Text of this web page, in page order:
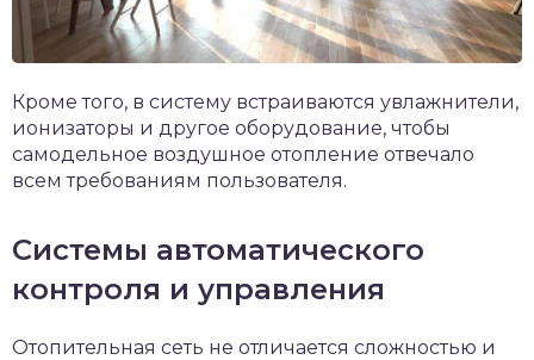
Кроме того, в систему встраиваются увлажнители,
ионизаторы и другое оборудование, чтобы
самодельное воздушное отопление отвечало
всем требованиям пользователя.
Системы автоматического
контроля и управления
Отопительная сеть не отличается сложностью и